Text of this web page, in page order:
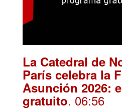
La Catedral de
París celebra la
Asunción 2026:
gratuito. 06:56